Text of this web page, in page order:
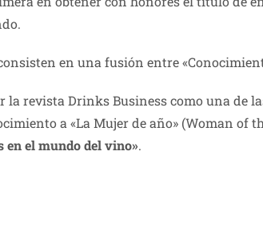
en una fusión entre
la revista Drinks Business como una de
a «La Mujer de año» (Woman of
en el mundo del vino».